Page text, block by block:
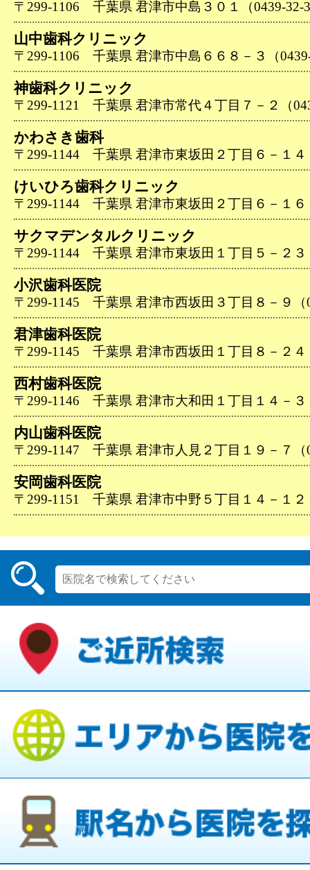
〒299-1106 千葉県 君津市中島３０１（0439-32-
山中歯科クリニック
〒299-1106 千葉県 君津市中島６６８－３（
神歯科クリニック
〒299-1121 千葉県 君津市常代４丁目７－２（
かわさき歯科
〒299-1144 千葉県 君津市東坂田２丁目６－１４
けいひろ歯科クリニック
〒299-1144 千葉県 君津市東坂田２丁目６－１６
サクマデンタルクリニック
〒299-1144 千葉県 君津市東坂田１丁目５－２３
小沢歯科医院
〒299-1145 千葉県 君津市西坂田３丁目８－９（
君津歯科医院
〒299-1145 千葉県 君津市西坂田１丁目８－２４
西村歯科医院
〒299-1146 千葉県 君津市大和田１丁目１４－３
内山歯科医院
〒299-1147 千葉県 君津市人見２丁目１９－７（
安岡歯科医院
〒299-1151 千葉県 君津市中野５丁目１４－１２